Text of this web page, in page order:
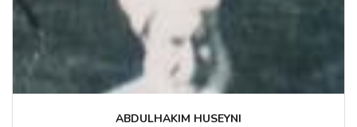
ABDULHAKIM HUSEYNI